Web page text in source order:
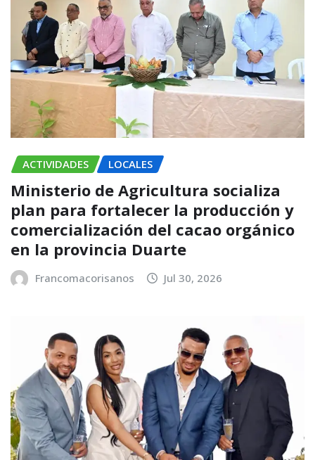
ACTIVIDADES LOCALES
Ministerio de Agricultura socializa
plan para fortalecer la producción y
comercialización del cacao orgánico
en la provincia Duarte
Francomacorisanos Jul 30, 2026